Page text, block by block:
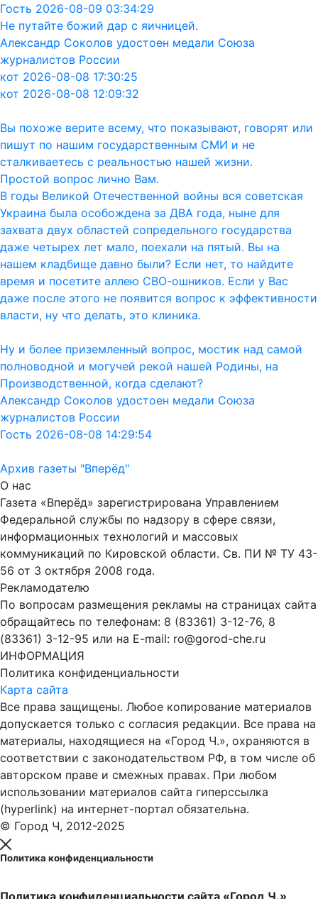
Гость 2026-08-09 03:34:29
Не путайте божий дар с яичницей.
Александр Соколов удостоен медали Союза
журналистов России
кот 2026-08-08 17:30:25
кот 2026-08-08 12:09:32
Вы похоже верите всему, что показывают, говорят или
пишут по нашим государственным СМИ и не
сталкиваетесь с реальностью нашей жизни.
Простой вопрос лично Вам.
В годы Великой Отечественной войны вся советская
Украина была особождена за ДВА года, ныне для
захвата двух областей сопредельного государства
даже четырех лет мало, поехали на пятый. Вы на
нашем кладбище давно были? Если нет, то найдите
время и посетите аллею СВО-ошников. Если у Вас
даже после этого не появится вопрос к эффективности
власти, ну что делать, это клиника.
Ну и более приземленный вопрос, мостик над самой
полноводной и могучей рекой нашей Родины, на
Производственной, когда сделают?
Александр Соколов удостоен медали Союза
журналистов России
Гость 2026-08-08 14:29:54
Архив газеты "Вперёд"
О нас
Газета «Вперёд» зарегистрирована Управлением
Федеральной службы по надзору в сфере связи,
информационных технологий и массовых
коммуникаций по Кировской области. Св. ПИ № ТУ 43-
56 от 3 октября 2008 года.
Рекламодателю
По вопросам размещения рекламы на страницах сайта
обращайтесь по телефонам: 8 (83361) 3-12-76, 8
(83361) 3-12-95 или на E-mail: ro@gorod-che.ru
ИНФОРМАЦИЯ
Политика конфиденциальности
Карта сайта
Все права защищены. Любое копирование материалов
допускается только с согласия редакции. Все права на
материалы, находящиеся на «Город Ч.», охраняются в
соответствии с законодательством РФ, в том числе об
авторском праве и смежных правах. При любом
использовании материалов сайта гиперссылка
(hyperlink) на интернет-портал обязательна.
© Город Ч, 2012-2025
Политика конфиденциальности